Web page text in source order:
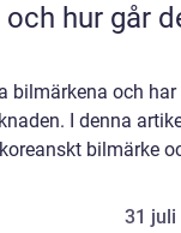
bilmärkena och
I denna
bilmärke
31 juli